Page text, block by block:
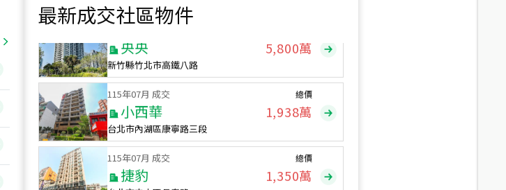
最新成交社區物件
115年07月 成交
央央
新竹縣竹北市高鐵八路
115年07月 成交
小西華
台北市內湖區康寧路三段
總價
1,938萬
115年07月 成交
捷豹
台北市中山區長春路
總價
1,350萬